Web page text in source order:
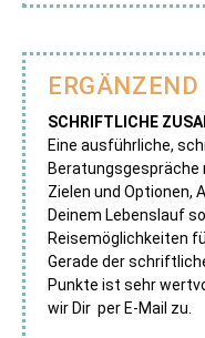
ERGÄNZEND
SCHRIFTLICHE
Eine ausführliche,
Beratungsgespräche
Zielen und Optionen,
Deinem Lebenslauf
Reisemöglichkeiten
Gerade der
Punkte ist sehr
wir Dir per E-Mail zu.